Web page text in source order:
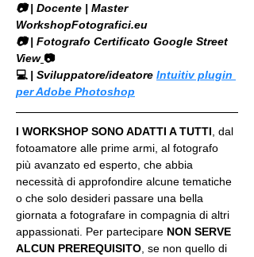
​📷 | Docente | Master
WorkshopFotografici.eu
📷 | Fotografo Certificato Google Street
View 📷
💻 | Sviluppatore/ideatore Intuitiv plugin
per Adobe Photoshop
I WORKSHOP SONO ADATTI A TUTTI , dal
fotoamatore alle prime armi, al fotografo
più avanzato ed esperto, che abbia
necessità di approfondire alcune tematiche
o che solo desideri passare una bella
giornata a fotografare in compagnia di altri
appassionati. Per partecipare NON SERVE
ALCUN PREREQUISITO , se non quello di